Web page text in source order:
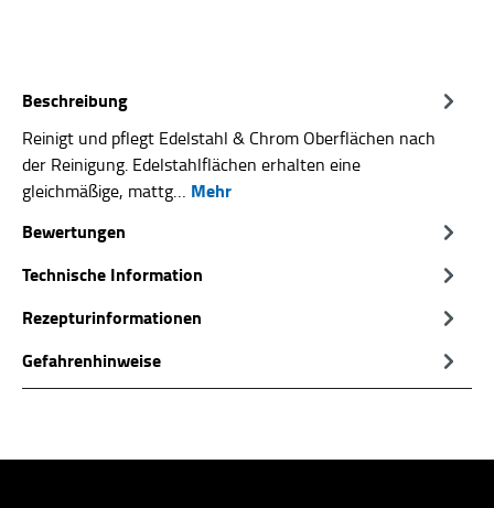
Beschreibung
Reinigt und pflegt Edelstahl & Chrom Oberflächen nach
der Reinigung. Edelstahlflächen erhalten eine
gleichmäßige, mattg… Mehr
Bewertungen
Technische Information
Rezepturinformationen
Gefahrenhinweise